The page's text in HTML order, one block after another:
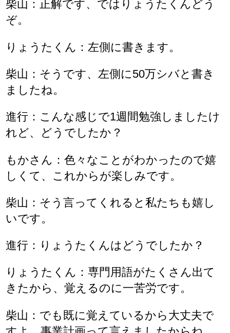
柴山：正解です、ではりょうたくんどう
ぞ。
りょうたくん：左側に書きます。
柴山：そうです、左側に50万シバと書き
ましたね。
進行：こんな感じで1週間勉強しましたけ
れど、どうでしたか？
もかさん：色々なことがわかったので嬉
しくて、これからが楽しみです。
柴山：そう言ってくれると私たちも嬉し
いです。
進行：りょうたくんはどうでしたか？
りょうたくん：専門用語がたくさん出て
きたから、覚えるのに一苦労です。
柴山：でも既に覚えているから大丈夫で